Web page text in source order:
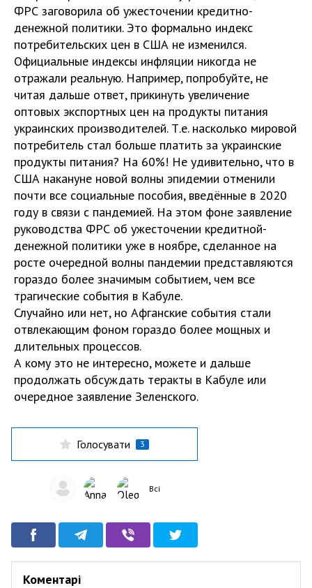
ФРС заговорила об ужесточении кредитно-
денежной политики. Это формально индекс
потребительских цен в США не изменился.
Официальные индексы инфляции никогда не
отражали реальную. Например, попробуйте, не
читая дальше ответ, прикинуть увеличение
оптовых экспортных цен на продукты питания
украинских производителей. Т.е. насколько мировой
потребитель стал больше платить за украинские
продукты питания? На 60%! Не удивительно, что в
США накануне новой волны эпидемии отменили
почти все социальные пособия, введённые в 2020
году в связи с пандемией. На этом фоне заявление
руководства ФРС об ужесточении кредитной-
денежной политики уже в ноябре, сделанное на
росте очередной волны пандемии представляются
гораздо более значимым событием, чем все
трагические события в Кабуле.
Случайно или нет, но Афганские события стали
отвлекающим фоном гораздо более мощных и
длительных процессов.
А кому это не интересно, можете и дальше
продолжать обсуждать теракты в Кабуле или
очередное заявление Зеленского.
Голосувати 3
Всі
Коментарі